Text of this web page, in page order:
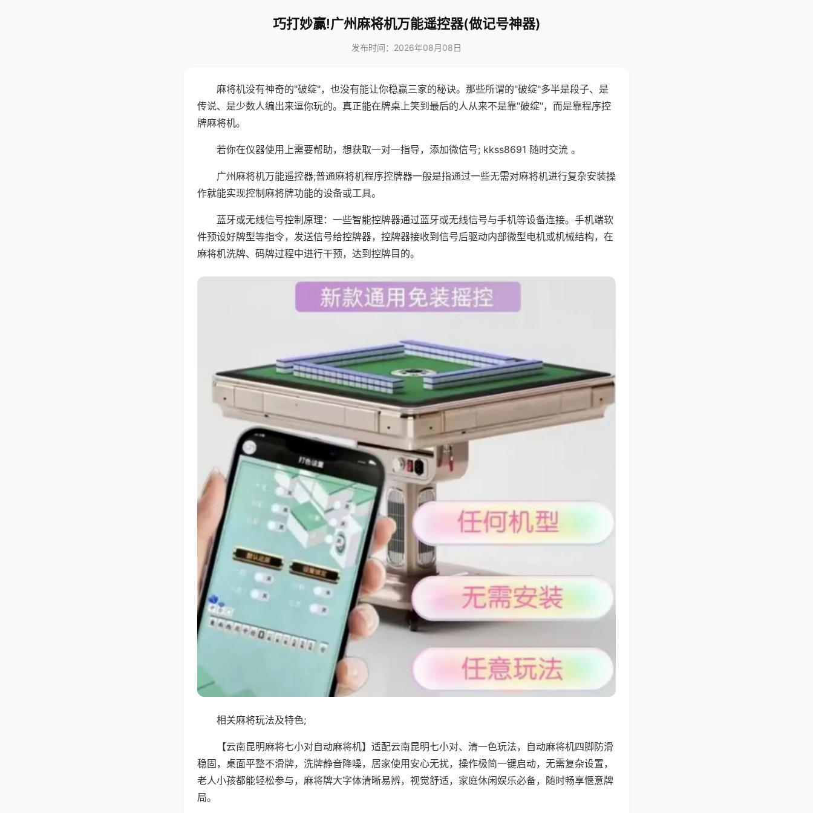
巧打妙赢!广州麻将机万能遥控器(做记号神器)
发布时间：2026年08月08日
麻将机没有神奇的"破绽"，也没有能让你稳赢三家的秘诀。那些所谓的"破绽"多半是段子、是
传说、是少数人编出来逗你玩的。真正能在牌桌上笑到最后的人从来不是靠"破绽"，而是靠程序控
牌麻将机。
若你在仪器使用上需要帮助，想获取一对一指导，添加微信号; kkss8691 随时交流 。
广州麻将机万能遥控器;普通麻将机程序控牌器一般是指通过一些无需对麻将机进行复杂安装操
作就能实现控制麻将牌功能的设备或工具。
蓝牙或无线信号控制原理：一些智能控牌器通过蓝牙或无线信号与手机等设备连接。手机端软
件预设好牌型等指令，发送信号给控牌器，控牌器接收到信号后驱动内部微型电机或机械结构，在
麻将机洗牌、码牌过程中进行干预，达到控牌目的。
相关麻将玩法及特色;
【云南昆明麻将七小对自动麻将机】适配云南昆明七小对、清一色玩法，自动麻将机四脚防滑
稳固，桌面平整不滑牌，洗牌静音降噪，居家使用安心无扰，操作极简一键启动，无需复杂设置，
老人小孩都能轻松参与，麻将牌大字体清晰易辨，视觉舒适，家庭休闲娱乐必备，随时畅享惬意牌
局。